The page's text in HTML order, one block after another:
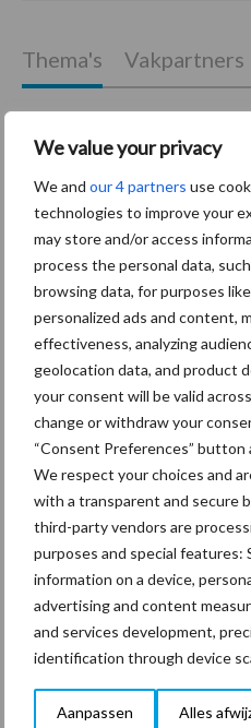
We value your privacy
We and our 4 partners use
technologies to improve your
may store and/or access
process the personal data,
browsing data, for purposes
personalized ads and content,
effectiveness, analyzing
geolocation data, and product
your consent will be valid
change or withdraw your
“Consent Preferences”
We respect your choices and
with a transparent and secure
third-party vendors are
purposes and special features:
information on a device,
advertising and content
and services development,
identification through device
Aanpassen Alles
Primaire
Sidebar
Recent nieuws
maren
29 dec
Freddy
maar
24 dec
Thema's Vakpartners
Coronavirus
Toon